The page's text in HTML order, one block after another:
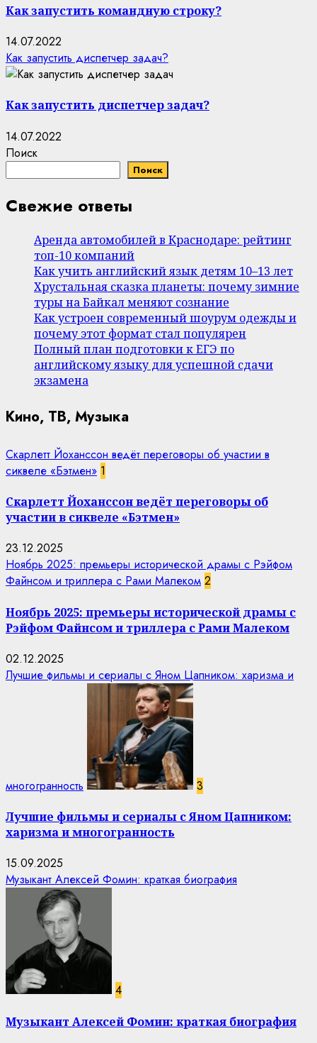
Как запустить командную строку?
14.07.2022
Как запустить диспетчер задач?
Как запустить диспетчер задач?
14.07.2022
Поиск
Поиск
Свежие ответы
Аренда автомобилей в Краснодаре: рейтинг
топ-10 компаний
Как учить английский язык детям 10–13 лет
Хрустальная сказка планеты: почему зимние
туры на Байкал меняют сознание
Как устроен современный шоурум одежды и
почему этот формат стал популярен
Полный план подготовки к ЕГЭ по
английскому языку для успешной сдачи
экзамена
Кино, ТВ, Музыка
Скарлетт Йоханссон ведёт переговоры об участии в
сиквеле «Бэтмен» 1
Скарлетт Йоханссон ведёт переговоры об
участии в сиквеле «Бэтмен»
23.12.2025
Ноябрь 2025: премьеры исторической драмы с Рэйфом
Файнсом и триллера с Рами Малеком 2
Ноябрь 2025: премьеры исторической драмы с
Рэйфом Файнсом и триллера с Рами Малеком
02.12.2025
Лучшие фильмы и сериалы с Яном Цапником: харизма и
многогранность 3
Лучшие фильмы и сериалы с Яном Цапником:
харизма и многогранность
15.09.2025
Музыкант Алексей Фомин: краткая биография
4
Музыкант Алексей Фомин: краткая биография